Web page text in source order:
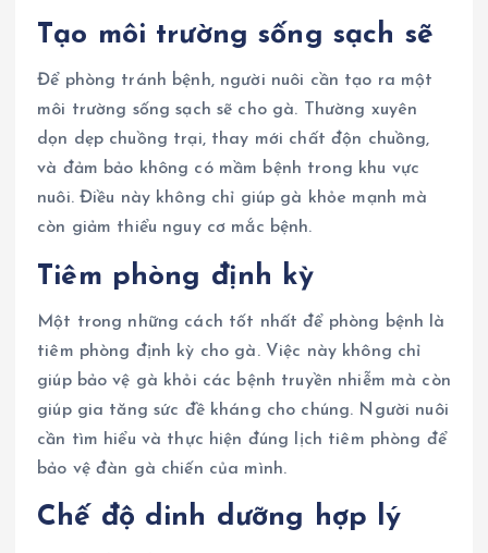
Tạo môi trường sống sạch sẽ
Để phòng tránh bệnh, người nuôi cần tạo ra một
môi trường sống sạch sẽ cho gà. Thường xuyên
dọn dẹp chuồng trại, thay mới chất độn chuồng,
và đảm bảo không có mầm bệnh trong khu vực
nuôi. Điều này không chỉ giúp gà khỏe mạnh mà
còn giảm thiểu nguy cơ mắc bệnh.
Tiêm phòng định kỳ
Một trong những cách tốt nhất để phòng bệnh là
tiêm phòng định kỳ cho gà. Việc này không chỉ
giúp bảo vệ gà khỏi các bệnh truyền nhiễm mà còn
giúp gia tăng sức đề kháng cho chúng. Người nuôi
cần tìm hiểu và thực hiện đúng lịch tiêm phòng để
bảo vệ đàn gà chiến của mình.
Chế độ dinh dưỡng hợp lý